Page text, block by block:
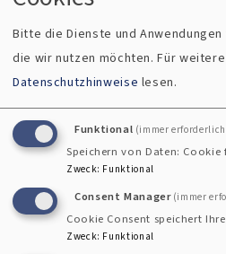
Posaunenchor der
und Gestaltung der
den Kinder- und Jugendchor.
und Organisation der Konzerte
Verantwortung.
Als Dekanatskantorin ist sie
Mitte/Nord/West des Dekanats
Bitte die Dienste und
die wir nutzen möchten.Für
Datenschutzhinweise lesen.
Funktional (immer
Speichern von Daten:
Zweck: Funktional
Consent Manager (immer
Cookie Consent speichert
Zweck: Funktional